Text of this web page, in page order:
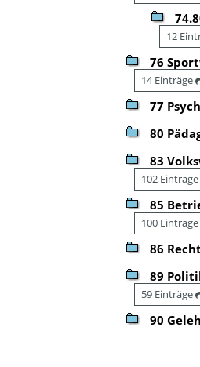
12
76
14 Einträge
77
80
83
102 Einträge
85
100 Einträge
86 Recht
89
59 Einträge
90